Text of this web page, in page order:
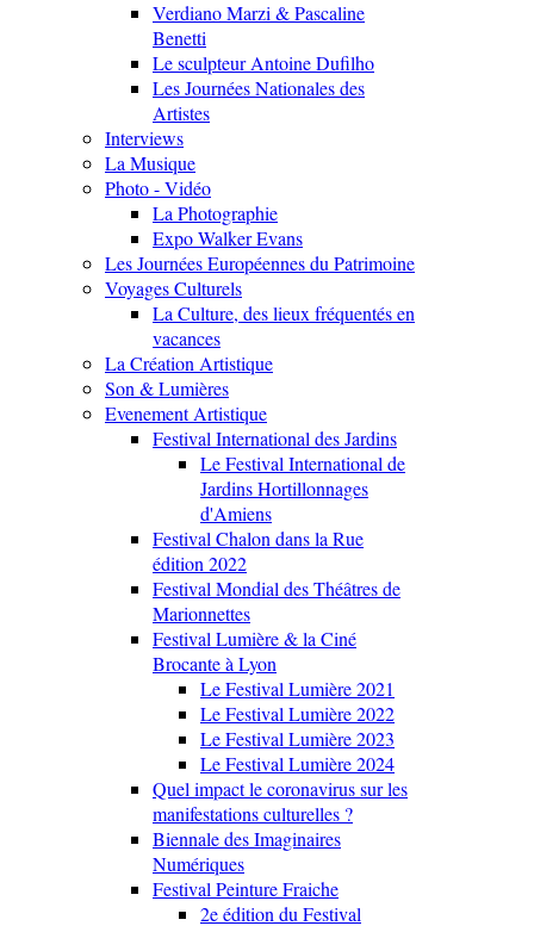
Verdiano Marzi & Pascaline
Benetti
Le sculpteur Antoine Dufilho
Les Journées Nationales des
Artistes
Interviews
La Musique
Photo - Vidéo
La Photographie
Expo Walker Evans
Les Journées Européennes du Patrimoine
Voyages Culturels
La Culture, des lieux fréquentés en
vacances
La Création Artistique
Son & Lumières
Evenement Artistique
Festival International des Jardins
Le Festival International de
Jardins Hortillonnages
d'Amiens
Festival Chalon dans la Rue
édition 2022
Festival Mondial des Théâtres de
Marionnettes
Festival Lumière & la Ciné
Brocante à Lyon
Le Festival Lumière 2021
Le Festival Lumière 2022
Le Festival Lumière 2023
Le Festival Lumière 2024
Quel impact le coronavirus sur les
manifestations culturelles ?
Biennale des Imaginaires
Numériques
Festival Peinture Fraiche
2e édition du Festival